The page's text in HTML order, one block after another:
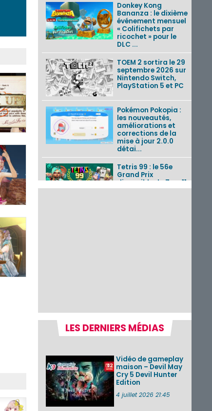
Donkey Kong
Bananza : le dixième
événement mensuel
« Colifichets par
ricochet » pour le
DLC ...
TOEM 2 sortira le 29
septembre 2026 sur
Nintendo Switch,
PlayStation 5 et PC
Pokémon Pokopia :
les nouveautés,
améliorations et
corrections de la
mise à jour 2.0.0
détai...
Tetris 99 : le 56e
Grand Prix
disponible du 7 au 11
août 2026 avec un
des séquences de
game...
Pokémon GO : les
Un Fire Emblem :
Fortune’s Weave
Direct d’environ 20
LES DERNIERS MÉDIAS
Vidéo de gameplay
maison – Devil May
Cry 5 Devil Hunter
Edition
4 juillet 2026 21:45